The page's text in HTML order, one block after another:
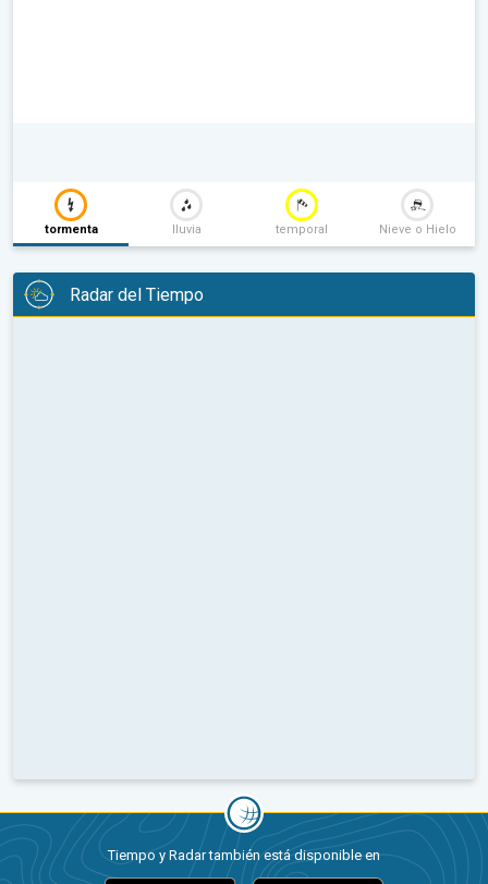
tormenta lluvia temporal Nieve o Hielo
Radar del Tiempo
Tiempo y Radar también está disponible en